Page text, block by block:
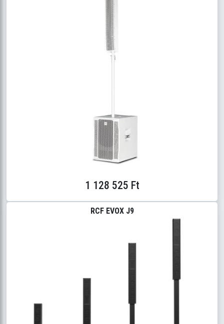
1 128 525 Ft
RCF EVOX J9